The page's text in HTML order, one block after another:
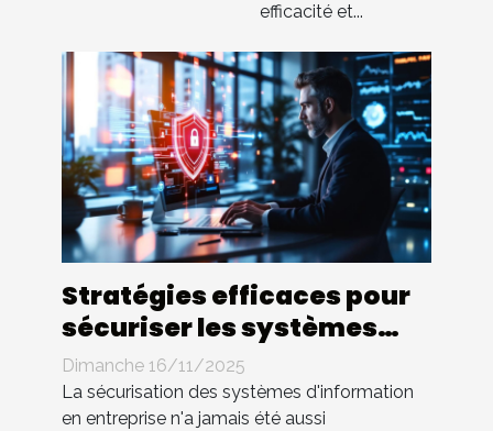
efficacité et...
Stratégies efficaces pour
sécuriser les systèmes
d'information en
entreprise
Dimanche 16/11/2025
La sécurisation des systèmes d'information
en entreprise n'a jamais été aussi